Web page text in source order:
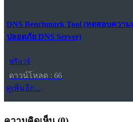
DNS Benchmark Tool (ทดสอบความ
ปลอดภัย DNS Server)
ฟรีแวร์
ดาวน์โหลด : 66
ดูเพิ่มอีก...